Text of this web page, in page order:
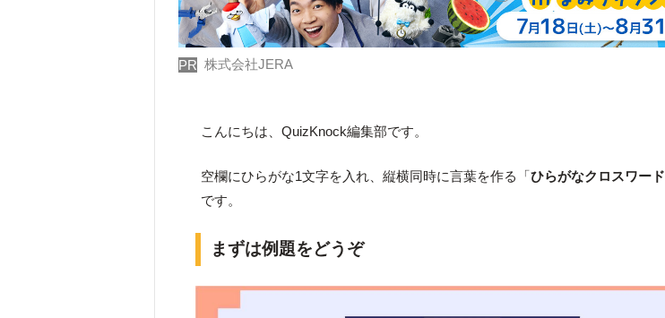
PR 株式会社JERA
こんにちは、QuizKnock編集部です。
空欄にひらがな1文字を入れ、縦横同時に言葉を作る「ひらがなクロスワード
です。
まずは例題をどうぞ